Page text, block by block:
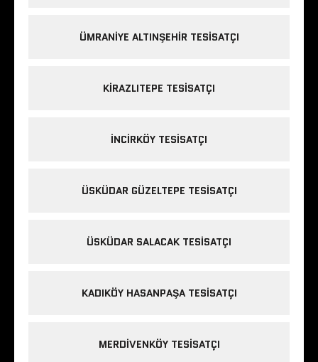
ÜMRANIYE ALTINŞEHIR TESISATÇI
KIRAZLITEPE TESISATÇI
INCIRKÖY TESISATÇI
ÜSKÜDAR GÜZELTEPE TESISATÇI
ÜSKÜDAR SALACAK TESISATÇI
KADIKÖY HASANPAŞA TESISATÇI
MERDIVENKÖY TESISATÇI